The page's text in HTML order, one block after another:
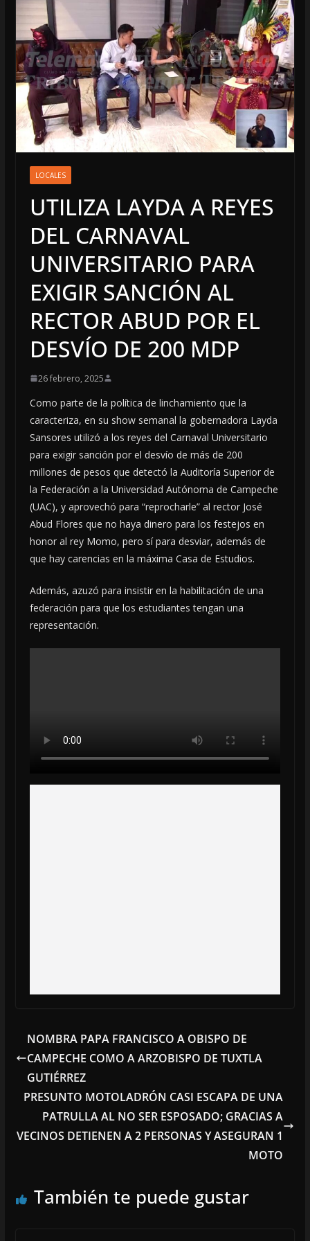
LOCALES
UTILIZA LAYDA A REYES
DEL CARNAVAL
UNIVERSITARIO PARA
EXIGIR SANCIÓN AL
RECTOR ABUD POR EL
DESVÍO DE 200 MDP
26 febrero, 2025
Como parte de la política de linchamiento que la
caracteriza, en su show semanal la gobernadora Layda
Sansores utilizó a los reyes del Carnaval Universitario
para exigir sanción por el desvío de más de 200
millones de pesos que detectó la Auditoría Superior de
la Federación a la Universidad Autónoma de Campeche
(UAC), y aprovechó para “reprocharle” al rector José
Abud Flores que no haya dinero para los festejos en
honor al rey Momo, pero sí para desviar, además de
que hay carencias en la máxima Casa de Estudios.
Además, azuzó para insistir en la habilitación de una
federación para que los estudiantes tengan una
representación.
NOMBRA PAPA FRANCISCO A OBISPO DE
CAMPECHE COMO A ARZOBISPO DE TUXTLA
GUTIÉRREZ
PRESUNTO MOTOLADRÓN CASI ESCAPA DE UNA
PATRULLA AL NO SER ESPOSADO; GRACIAS A
VECINOS DETIENEN A 2 PERSONAS Y ASEGURAN 1
MOTO
También te puede gustar